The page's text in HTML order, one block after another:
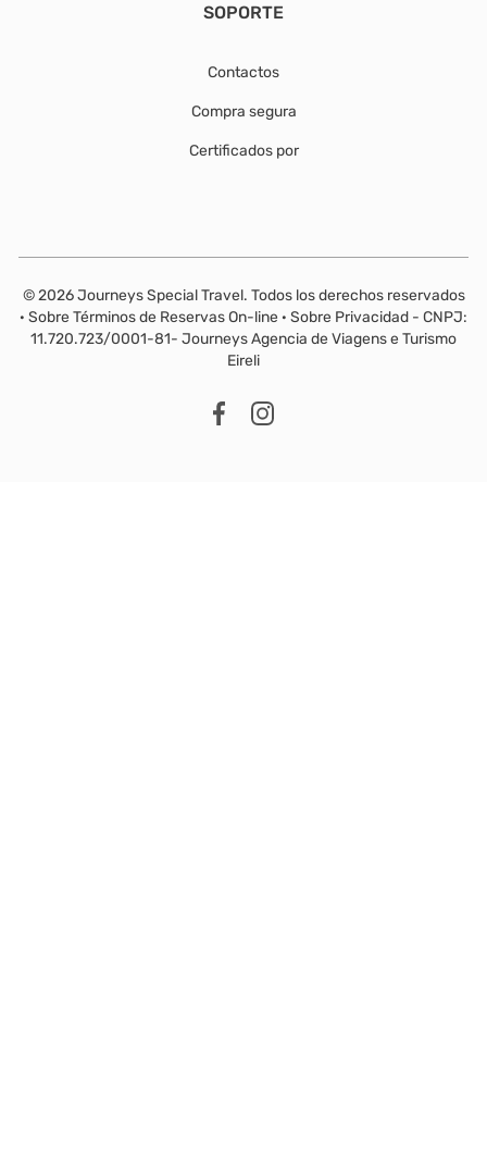
SOPORTE
Contactos
Compra segura
Certificados por
© 2026 Journeys Special Travel. Todos los derechos reservados
· Sobre Términos de Reservas On-line · Sobre Privacidad - CNPJ:
11.720.723/0001-81- Journeys Agencia de Viagens e Turismo
Eireli